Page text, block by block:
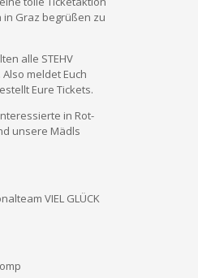
Graz begrüßen zu
alle STEHV
meldet Euch
Eure Tickets.
in Rot-
unsere Mädls
VIEL GLÜCK